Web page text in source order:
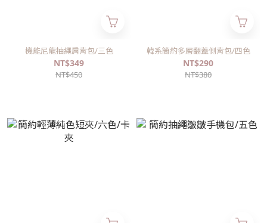
機能尼龍抽繩肩背包/三色
NT$349
NT$450
韓系簡約多層翻蓋側背包/四色
NT$290
NT$380